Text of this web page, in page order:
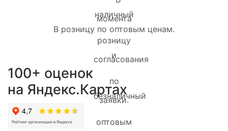
В розницу по оптовым ценам.
100+ оценок
на Яндекс.Картах